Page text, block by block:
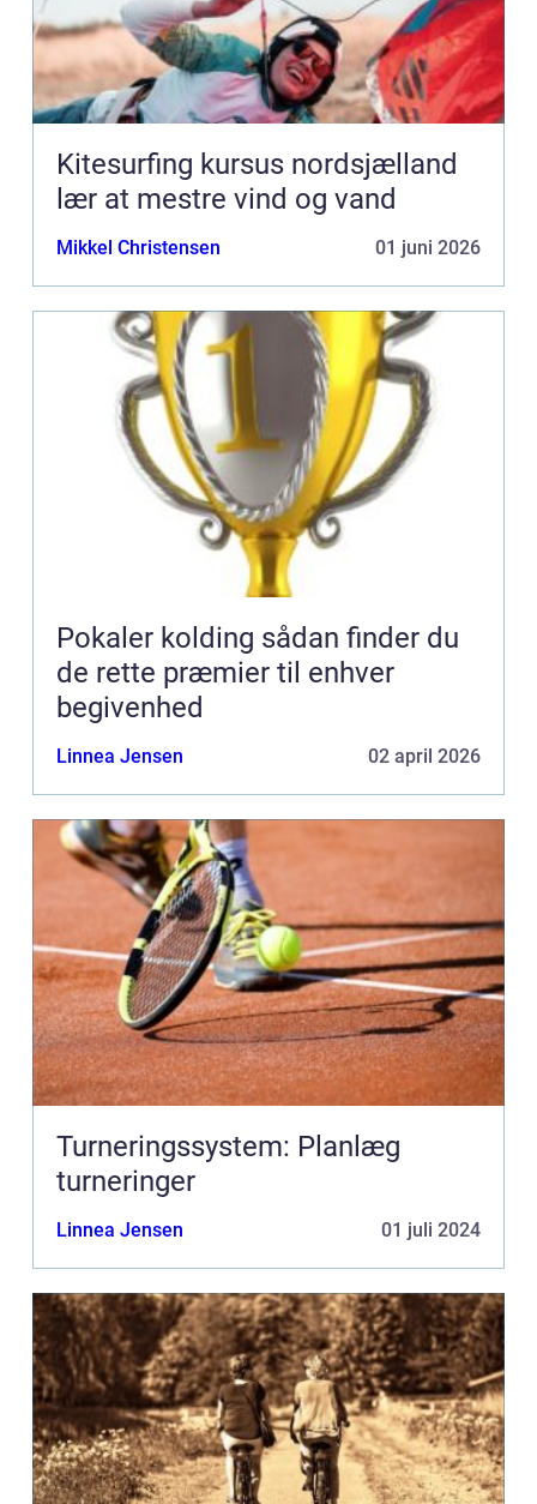
Kitesurfing kursus nordsjælland
lær at mestre vind og vand
Mikkel Christensen 01 juni 2026
Pokaler kolding sådan finder du
de rette præmier til enhver
begivenhed
Linnea Jensen 02 april 2026
Turneringssystem: Planlæg
turneringer
Linnea Jensen 01 juli 2024